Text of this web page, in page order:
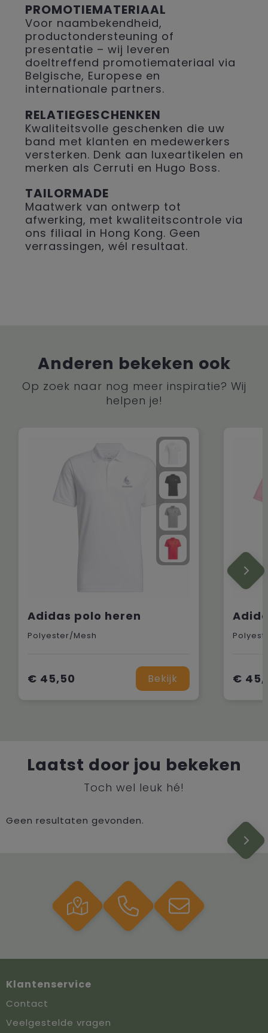
PROMOTIEMATERIAAL
Voor naambekendheid,
productondersteuning of
presentatie – wij leveren
doeltreffend promotiemateriaal via
Belgische, Europese en
internationale partners.
RELATIEGESCHENKEN
Kwaliteitsvolle geschenken die uw
band met klanten en medewerkers
versterken. Denk aan luxeartikelen en
merken als Cerruti en Hugo Boss.
TAILORMADE
Maatwerk van ontwerp tot
afwerking, met kwaliteitscontrole via
ons filiaal in Hong Kong. Geen
verrassingen, wél resultaat.
Anderen bekeken ook
Op zoek naar nog meer inspiratie? Wij
helpen je!
Adidas polo heren
Polyester/Mesh
€ 45,50 Bekijk €
Laatst door jou bekeken
Toch wel leuk hé!
Geen resultaten gevonden.
Klantenservice
Contact
Veelgestelde vragen